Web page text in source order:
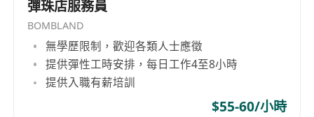
工作要求：
熱衷於健康、運動或 wellness 行業，對促
進他人健康有高度興趣。
具備良好的溝通能力，能快速建立人際關
係，理解客戶需求。
具有基本銷售技巧，能有效介紹產品與服
彈珠店服務員
BOMBLAND
無學歷限制，歡迎各類人士應徵
提供彈性工時安排，每日工作4至8小時
提供入職有薪培訓
$55-60/小時